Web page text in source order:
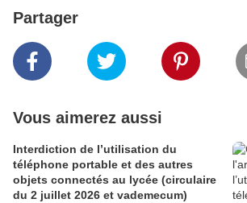
Partager
Vous aimerez aussi
Interdiction de l’utilisation du
téléphone portable et des autres
objets connectés au lycée (circulaire
du 2 juillet 2026 et vademecum)